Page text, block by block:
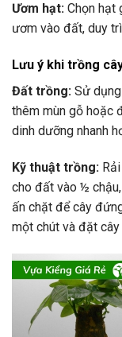
Ươm hạt: Chọn hạt
ươm vào đất, duy
Lưu ý khi trồng
Đất trồng: Sử
thêm mùn gỗ hoặc
dinh dưỡng nhanh
Kỹ thuật trồng:
cho đất vào ½
ấn chặt để cây
một chút và đặt cây